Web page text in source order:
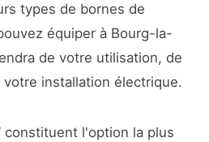
types de bornes de
équiper à Bourg-la-
de votre utilisation, de
installation électrique.
constituent l'option la plus